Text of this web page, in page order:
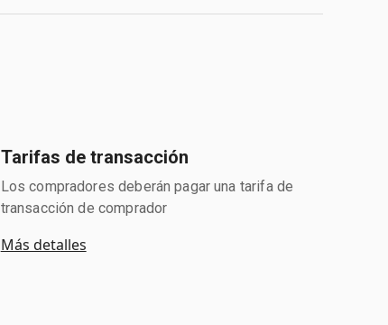
Tarifas de transacción
Los compradores deberán pagar una tarifa de
transacción de comprador
Más detalles